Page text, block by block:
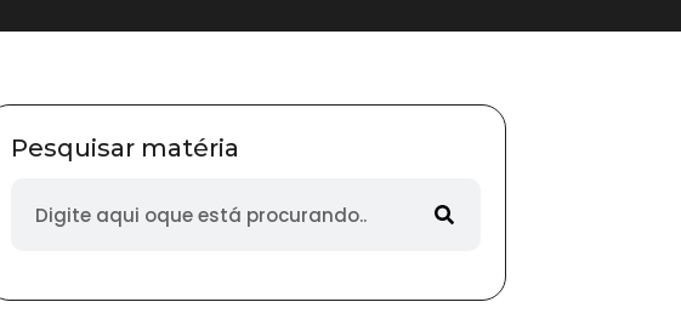
Pesquisar matéria